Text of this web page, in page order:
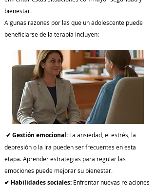
bienestar.
Algunas razones por las que un adolescente puede
beneficiarse de la terapia incluyen:
✔ Gestión emocional: La ansiedad, el estrés, la
depresión o la ira pueden ser frecuentes en esta
etapa. Aprender estrategias para regular las
emociones puede mejorar su bienestar.
✔ Habilidades sociales: Enfrentar nuevas relaciones